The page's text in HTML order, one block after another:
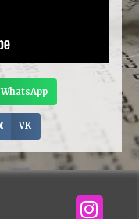
WhatsApp
VK